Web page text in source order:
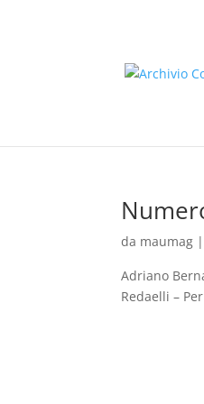
da maumag |
Adriano
Redaelli –